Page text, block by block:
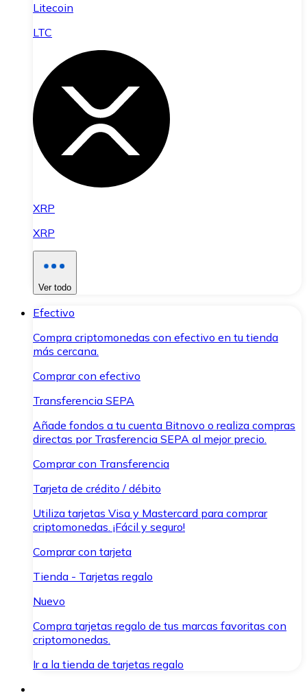
Litecoin
LTC
XRP
XRP
Ver todo
Efectivo
Compra criptomonedas con efectivo en tu tienda
más cercana.
Comprar con efectivo
Transferencia SEPA
Añade fondos a tu cuenta Bitnovo o realiza compras
directas por Trasferencia SEPA al mejor precio.
Comprar con Transferencia
Tarjeta de crédito / débito
Utiliza tarjetas Visa y Mastercard para comprar
criptomonedas. ¡Fácil y seguro!
Comprar con tarjeta
Tienda - Tarjetas regalo
Nuevo
Compra tarjetas regalo de tus marcas favoritas con
criptomonedas.
Ir a la tienda de tarjetas regalo